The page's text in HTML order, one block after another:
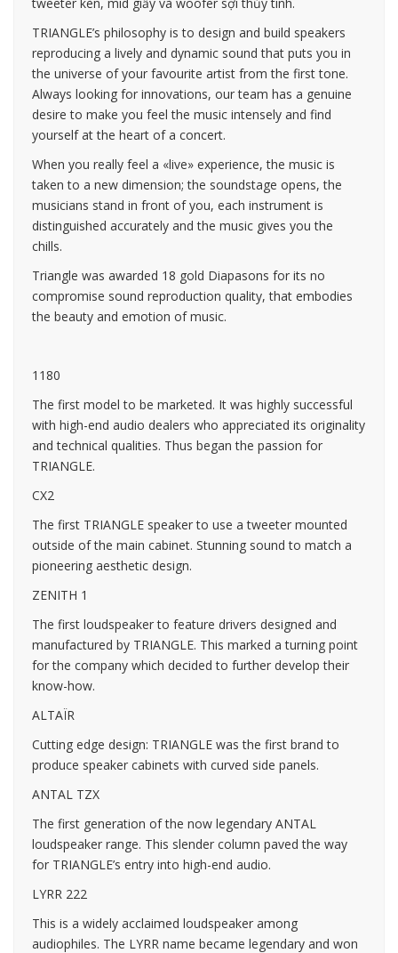
TRIANGLE’s philosophy is to design and build speakers
reproducing a lively and dynamic sound that puts you in
the universe of your favourite artist from the first tone.
Always looking for innovations, our team has a genuine
desire to make you feel the music intensely and find
yourself at the heart of a concert.
When you really feel a «live» experience, the music is
taken to a new dimension; the soundstage opens, the
musicians stand in front of you, each instrument is
distinguished accurately and the music gives you the
chills.
Triangle was awarded 18 gold Diapasons for its no
compromise sound reproduction quality, that embodies
the beauty and emotion of music.
1180
The first model to be marketed. It was highly successful
with high-end audio dealers who appreciated its originality
and technical qualities. Thus began the passion for
TRIANGLE.
CX2
The first TRIANGLE speaker to use a tweeter mounted
outside of the main cabinet. Stunning sound to match a
pioneering aesthetic design.
ZENITH 1
The first loudspeaker to feature drivers designed and
manufactured by TRIANGLE. This marked a turning point
for the company which decided to further develop their
know-how.
ALTAÏR
Cutting edge design: TRIANGLE was the first brand to
produce speaker cabinets with curved side panels.
ANTAL TZX
The first generation of the now legendary ANTAL
loudspeaker range. This slender column paved the way
for TRIANGLE’s entry into high-end audio.
LYRR 222
This is a widely acclaimed loudspeaker among
audiophiles. The LYRR name became legendary and won